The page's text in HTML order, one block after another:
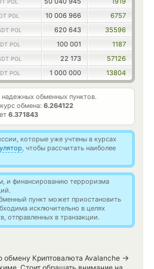
POL
POL 10 006 966
6757
POL 620 643
35596
POL 100 001
1187
POL 22 173
57126
POL 1 000 000 13804
надежных обменных пунктов.
обмена: 6.264122
6.371843
которые уже учтены в курсах
, чтобы рассчитать наиболее
и финансированию терроризма
пункт может приостановить
исключительно в целях
отправленных в транзакции.
обмену Криптовалюта Avalanche →